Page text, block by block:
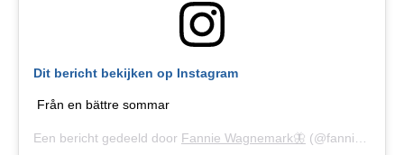
Dit bericht bekijken op Instagram
Från en bättre sommar
Een bericht gedeeld door Fannie Wagnemark🦋 (@fanniewagnemark) op